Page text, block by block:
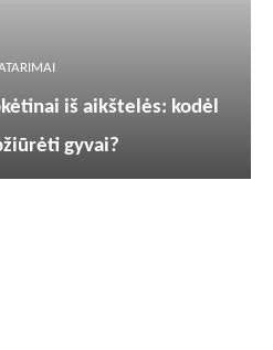
iš aikštelės: kodėl
gyvai?